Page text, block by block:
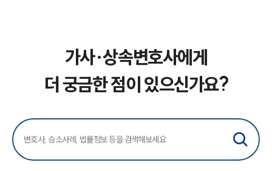
가사·상속변호사에게
더 궁금한 점이 있으신가요?